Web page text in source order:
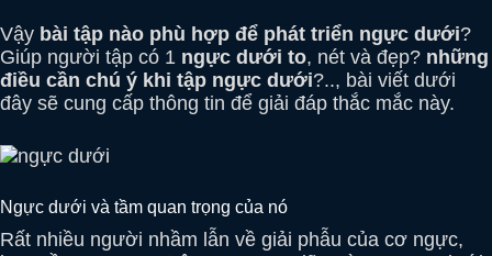
Vậy bài tập nào phù hợp để phát triển ngực dưới?
Giúp người tập có 1 ngực dưới to, nét và đẹp? những
điều cần chú ý khi tập ngực dưới?.., bài viết dưới
đây sẽ cung cấp thông tin để giải đáp thắc mắc này.
Ngực dưới và tầm quan trọng của nó
Rất nhiều người nhầm lẫn về giải phẫu của cơ ngực,